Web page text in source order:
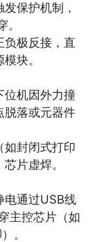
保护机制，
负极反接，直
块。
位机因外力撞
脱落或元器件
如封闭式打印
片虚焊。
电通过USB线
主控芯片（如
。